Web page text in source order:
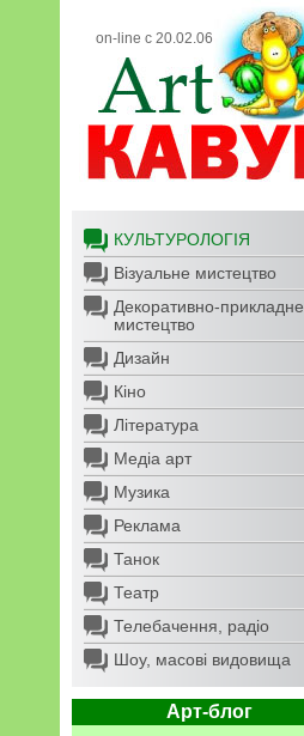
on-line с 20.02.06
КУЛЬТУРОЛОГІЯ
Візуальне мистецтво
Декоративно-прикладне
мистецтво
Дизайн
Кіно
Література
Медіа арт
Музика
Реклама
Танок
Театр
Телебачення, радіо
Шоу, масові видовища
Арт-блог